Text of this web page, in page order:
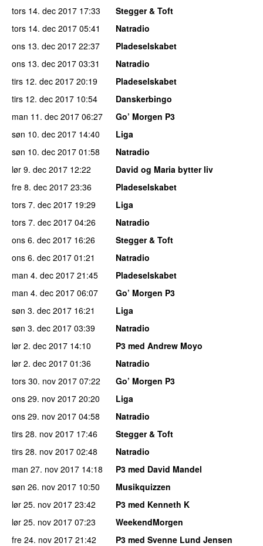
tors 14. dec 2017 17:33
Stegger & Toft
tors 14. dec 2017 05:41
Natradio
ons 13. dec 2017 22:37
Pladeselskabet
ons 13. dec 2017 03:31
Natradio
tirs 12. dec 2017 20:19
Pladeselskabet
tirs 12. dec 2017 10:54
Danskerbingo
man 11. dec 2017 06:27
Go’ Morgen P3
søn 10. dec 2017 14:40
Liga
søn 10. dec 2017 01:58
Natradio
lør 9. dec 2017 12:22
David og Maria bytter liv
fre 8. dec 2017 23:36
Pladeselskabet
tors 7. dec 2017 19:29
Liga
tors 7. dec 2017 04:26
Natradio
ons 6. dec 2017 16:26
Stegger & Toft
ons 6. dec 2017 01:21
Natradio
man 4. dec 2017 21:45
Pladeselskabet
man 4. dec 2017 06:07
Go’ Morgen P3
søn 3. dec 2017 16:21
Liga
søn 3. dec 2017 03:39
Natradio
lør 2. dec 2017 14:10
P3 med Andrew Moyo
lør 2. dec 2017 01:36
Natradio
tors 30. nov 2017 07:22
Go’ Morgen P3
ons 29. nov 2017 20:20
Liga
ons 29. nov 2017 04:58
Natradio
tirs 28. nov 2017 17:46
Stegger & Toft
tirs 28. nov 2017 02:48
Natradio
man 27. nov 2017 14:18
P3 med David Mandel
søn 26. nov 2017 10:50
Musikquizzen
lør 25. nov 2017 23:42
P3 med Kenneth K
lør 25. nov 2017 07:23
WeekendMorgen
fre 24. nov 2017 21:42
P3 med Svenne Lund Jensen